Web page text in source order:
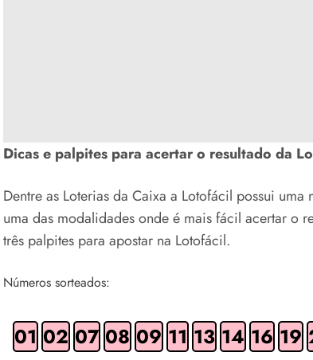
Dicas e palpites para acertar o resultado da
Dentre as Loterias da Caixa a Lotofácil possui
uma das modalidades onde é mais fácil acertar o
três palpites para apostar na Lotofácil.
Números sorteados:
01 02 07 08 09 11 13 14 16 19